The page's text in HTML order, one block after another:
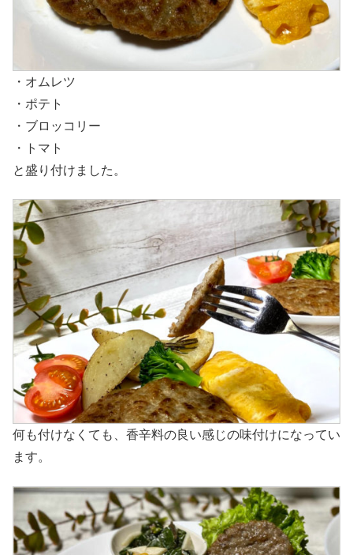
・オムレツ
・ポテト
・ブロッコリー
・トマト
と盛り付けました。
何も付けなくても、香辛料の良い感じの味付けになってい
ます。